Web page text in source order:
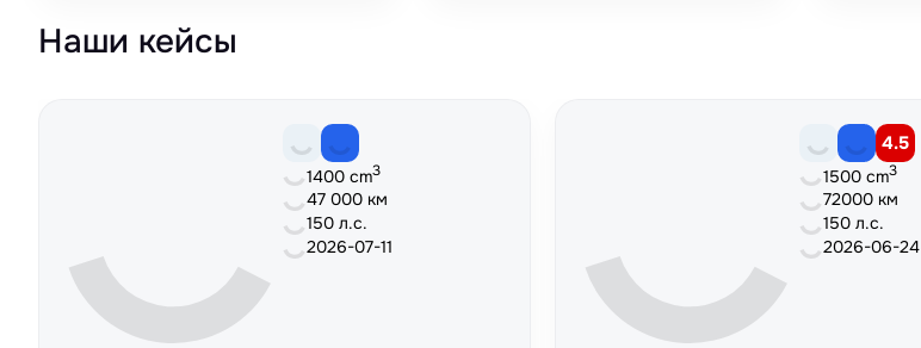
Наши кейсы
1400 cm3
47 000 км
150 л.с.
2026-07-11
4.5
1500 cm3
72000 км
150 л.с.
2026-06-24